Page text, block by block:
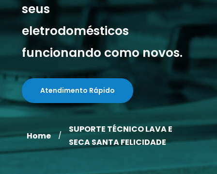
seus
eletrodomésticos
funcionando como novos.
Atendimento Rápido
Home /
SUPORTE TÉCNICO LAVA E
SECA SANTA FELICIDADE